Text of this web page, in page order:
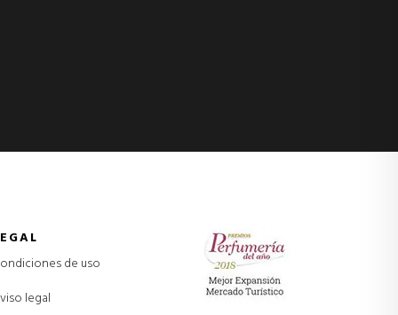
de uso
legal